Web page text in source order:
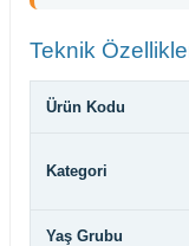
Teknik
Ürün Kodu
Kategori
Yaş Grubu